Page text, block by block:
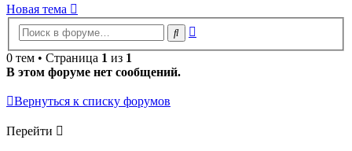
Новая тема
Поиск
0 тем • Страница 1 из 1
В этом форуме нет сообщений.
Вернуться к списку форумов
Перейти